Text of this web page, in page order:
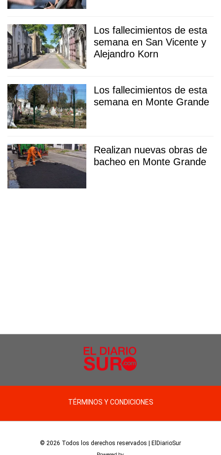
Los fallecimientos de esta
semana en San Vicente y
Alejandro Korn
Los fallecimientos de esta
semana en Monte Grande
Realizan nuevas obras de
bacheo en Monte Grande
TÉRMINOS Y CONDICIONES
© 2026 Todos los derechos reservados | ElDiarioSur